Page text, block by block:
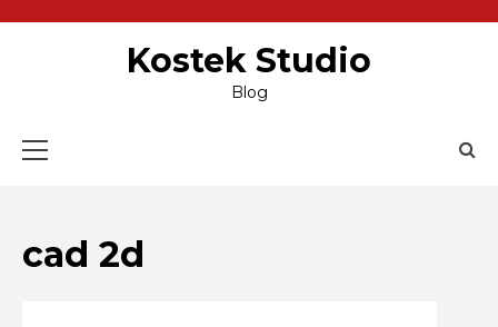
to
Kostek Studio
Blog
Menu
cad 2d